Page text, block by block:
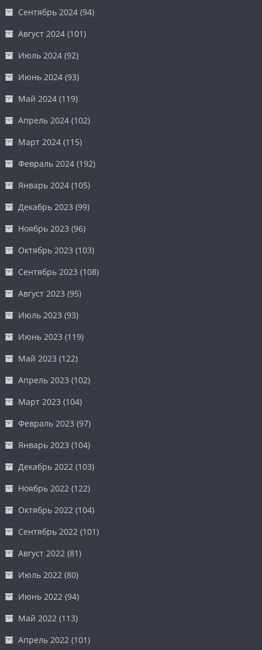
Сентябрь 2024 (94)
Август 2024 (101)
Июль 2024 (92)
Июнь 2024 (93)
Май 2024 (119)
Апрель 2024 (102)
Март 2024 (115)
Февраль 2024 (192)
Январь 2024 (105)
Декабрь 2023 (99)
Ноябрь 2023 (96)
Октябрь 2023 (103)
Сентябрь 2023 (108)
Август 2023 (95)
Июль 2023 (93)
Июнь 2023 (119)
Май 2023 (122)
Апрель 2023 (102)
Март 2023 (104)
Февраль 2023 (97)
Январь 2023 (104)
Декабрь 2022 (103)
Ноябрь 2022 (122)
Октябрь 2022 (104)
Сентябрь 2022 (101)
Август 2022 (81)
Июль 2022 (80)
Июнь 2022 (94)
Май 2022 (113)
Апрель 2022 (101)